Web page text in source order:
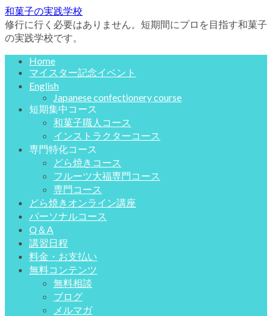
和菓子の実践学校
修行に行く必要はありません。短期間にプロを目指す和菓子
の実践学校です。
Home
マイスター記念イベント
English
Japanese confectionery course
短期集中コース
和菓子職人コース
インストラクターコース
専門特化コース
どら焼きコース
フルーツ大福専門コース
専門コース
どら焼きオンライン講座
パーソナルコース
Q＆A
講習日程
料金・お支払い
無料コンテンツ
無料相談
ブログ
メルマガ